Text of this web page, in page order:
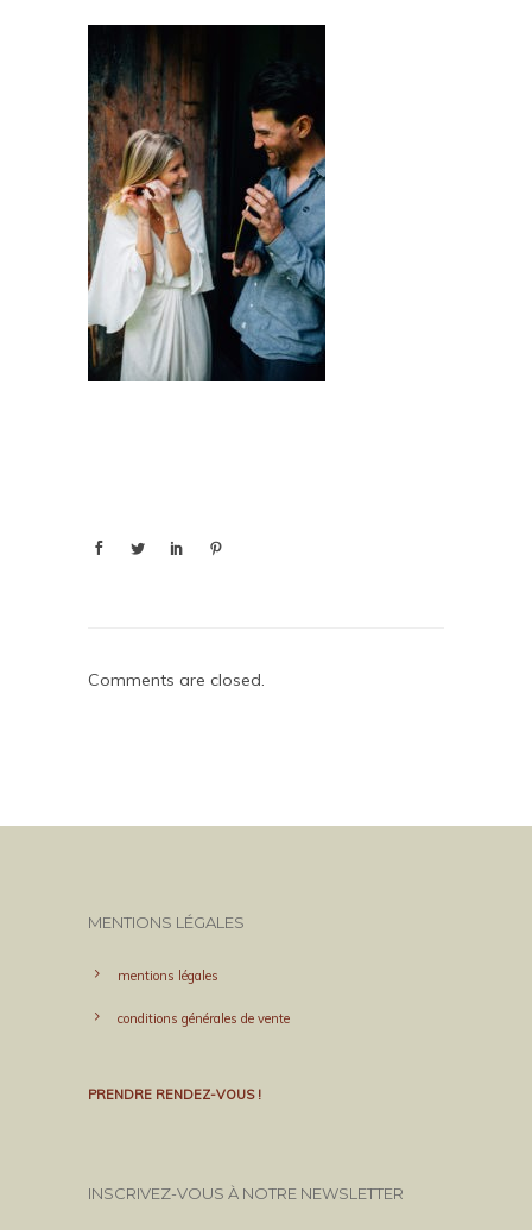
Comments are closed.
MENTIONS LÉGALES
mentions légales
conditions générales de vente
PRENDRE RENDEZ-VOUS !
INSCRIVEZ-VOUS À NOTRE NEWSLETTER